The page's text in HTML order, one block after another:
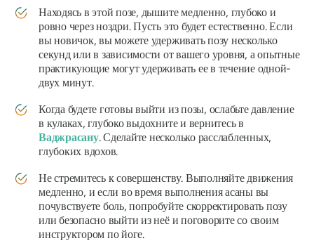
Находясь в этой позе, дышите медленно, глубоко и
ровно через ноздри. Пусть это будет естественно. Если
вы новичок, вы можете удерживать позу несколько
секунд или в зависимости от вашего уровня, а опытные
практикующие могут удерживать ее в течение одной-
двух минут.
Когда будете готовы выйти из позы, ослабьте давление
в кулаках, глубоко выдохните и вернитесь в
Ваджрасану. Сделайте несколько расслабленных,
глубоких вдохов.
Не стремитесь к совершенству. Выполняйте движения
медленно, и если во время выполнения асаны вы
почувствуете боль, попробуйте скорректировать позу
или безопасно выйти из неё и поговорите со своим
инструктором по йоге.